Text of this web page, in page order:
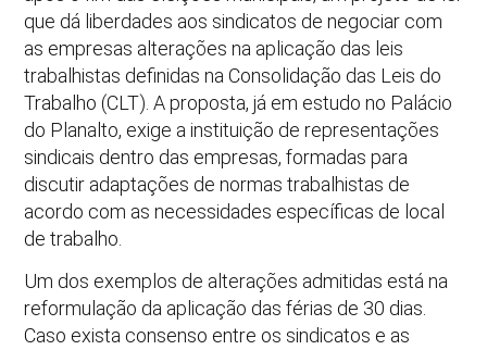
que dá liberdades aos sindicatos de negociar com
as empresas alterações na aplicação das leis
trabalhistas definidas na Consolidação das Leis do
Trabalho (CLT). A proposta, já em estudo no Palácio
do Planalto, exige a instituição de representações
sindicais dentro das empresas, formadas para
discutir adaptações de normas trabalhistas de
acordo com as necessidades específicas de local
de trabalho.
Um dos exemplos de alterações admitidas está na
reformulação da aplicação das férias de 30 dias.
Caso exista consenso entre os sindicatos e as